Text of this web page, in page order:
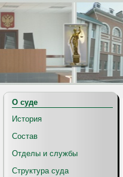
О суде
История
Состав
Отделы и службы
Структура суда